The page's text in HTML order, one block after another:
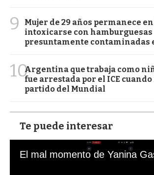
9
Mujer de 29 años permanece
intoxicarse con hamburguesas
presuntamente contaminadas
10Argentina que trabaja como
fue arrestada por el ICE cuando
partido del Mundial
Te puede interesar